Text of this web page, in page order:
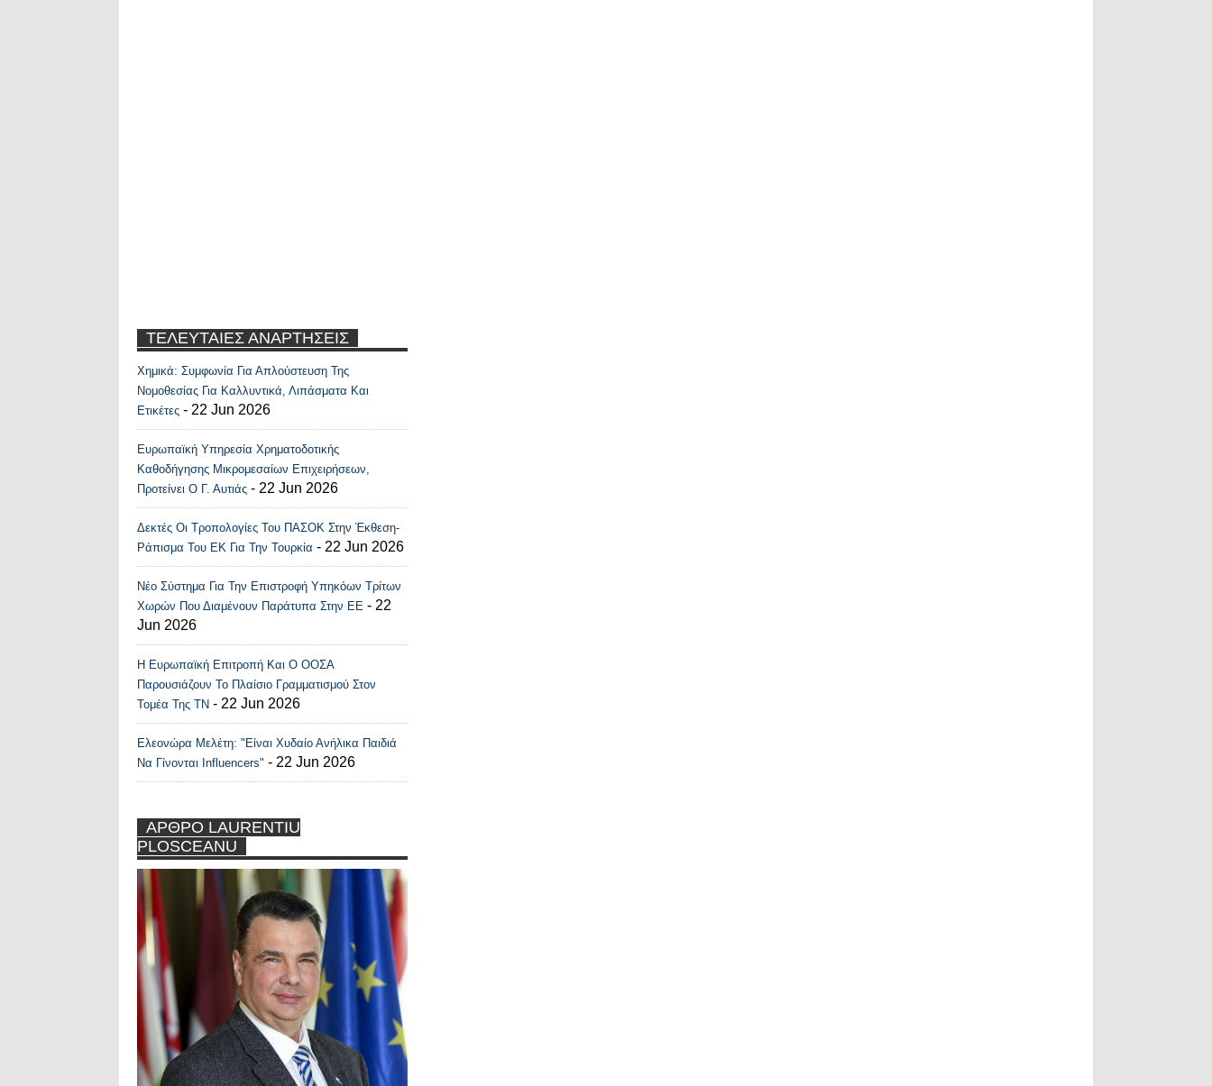
ΤΕΛΕΥΤΑΙΕΣ ΑΝΑΡΤΗΣΕΙΣ
Recent Posts Widget
Χημικά: Συμφωνία Για Απλούστευση Της
Νομοθεσίας Για Καλλυντικά, Λιπάσματα Και
Ετικέτες - 22 Jun 2026
Ευρωπαϊκή Υπηρεσία Χρηματοδοτικής
Καθοδήγησης Μικρομεσαίων Επιχειρήσεων,
Προτείνει Ο Γ. Αυτιάς - 22 Jun 2026
Δεκτές Οι Τροπολογίες Του ΠΑΣΟΚ Στην Έκθεση-
Ράπισμα Του ΕΚ Για Την Τουρκία - 22 Jun 2026
Νέο Σύστημα Για Την Επιστροφή Υπηκόων Τρίτων
Χωρών Που Διαμένουν Παράτυπα Στην ΕΕ - 22
Jun 2026
Η Ευρωπαϊκή Επιτροπή Και Ο ΟΟΣΑ
Παρουσιάζουν Το Πλαίσιο Γραμματισμού Στον
Τομέα Της ΤΝ - 22 Jun 2026
Ελεονώρα Μελέτη: "Είναι Χυδαίο Ανήλικα Παιδιά
Να Γίνονται Influencers" - 22 Jun 2026
ΑΡΘΡΟ LAURENTIU
PLOSCEANU